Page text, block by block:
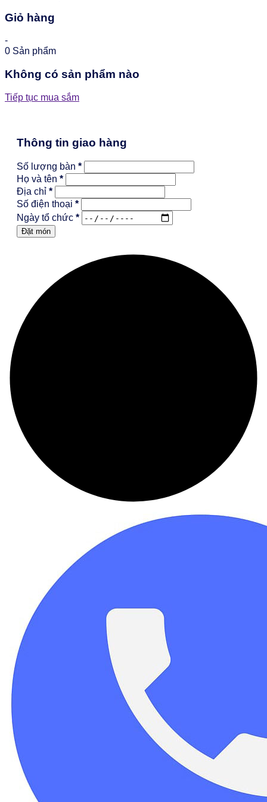
Giỏ hàng
-
0 Sản phẩm
Không có sản phẩm nào
Tiếp tục mua sắm
Thông tin giao hàng
Số lượng bàn *
Họ và tên *
Địa chỉ *
Số điện thoại *
Ngày tổ chức *
Đặt món